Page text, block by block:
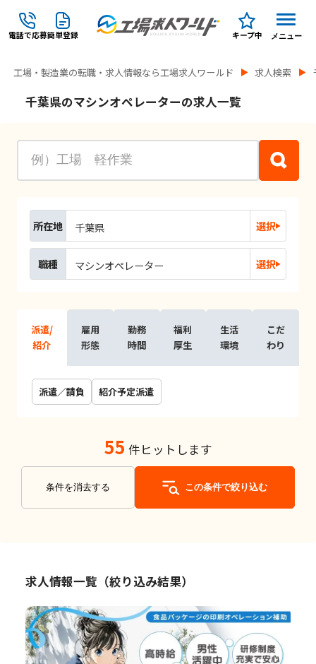
電話で応募簡単登録 キープ中 メニュー
工場・製造業の転職・求人情報なら工場求人ワールド 求人検索
千葉県のマシンオペレーターの求人一覧
所在地 千葉県 選択
職種 マシンオペレーター 選択
派遣/
紹介
雇用
形態
勤務
時間
福利
厚生
生活
環境
こだ
わり
派遣／請負 紹介予定派遣
55 件ヒットします
条件を消去する この条件で絞り込む
求人情報一覧（絞り込み結果）